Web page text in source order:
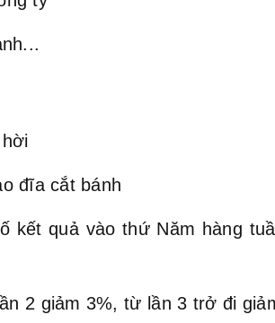
đĩa cắt bánh
kết quả vào thứ Năm hàng
2 giảm 3%, từ lần 3 trở đi